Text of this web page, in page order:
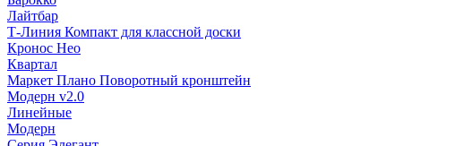
Лайтбар
Т-Линия Компакт для классной доски
Кронос Нео
Квартал
Маркет Плано Поворотный кронштейн
Модерн v2.0
Линейные
Модерн